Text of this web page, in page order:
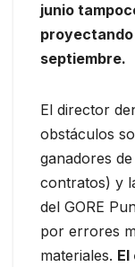
junio
septiembre.
El director
obstáculos
ganadores
contratos) y
del GORE
por errores
materiales.